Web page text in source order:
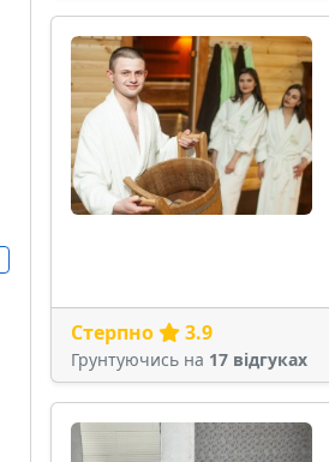
Стерпно 3.9
Грунтуючись на 17 відгуках